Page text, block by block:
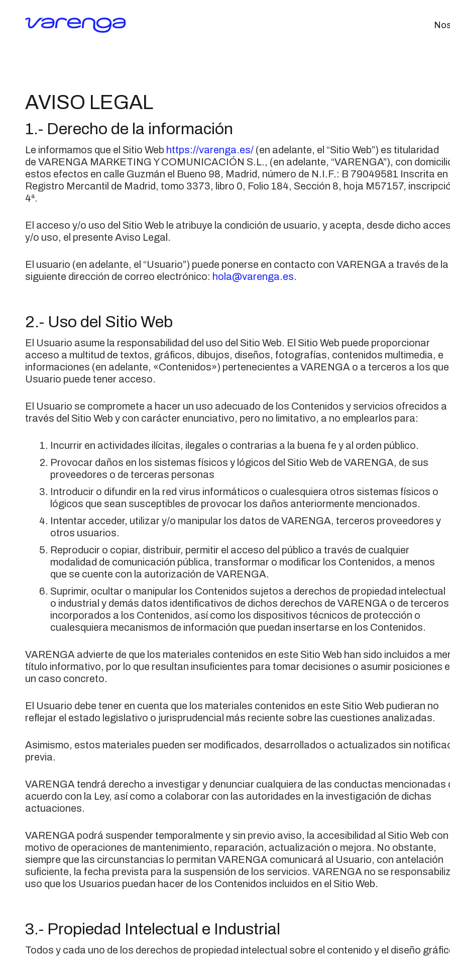
AVISO LEGAL
1.- Derecho de la información
Le informamos que el Sitio Web https://varenga.es/ (en adelante, el “Sitio Web”) es titularidad
de VARENGA MARKETING Y COMUNICACIÓN S.L., (en adelante, “VARENGA”), con
estos efectos en calle Guzmán el Bueno 98, Madrid, número de N.I.F.: B 79049581 Inscrita en
Registro Mercantil de Madrid, tomo 3373, libro 0, Folio 184, Sección 8, hoja M57157,
4ª.
El acceso y/o uso del Sitio Web le atribuye la condición de usuario, y acepta, desde dicho
y/o uso, el presente Aviso Legal.
El usuario (en adelante, el “Usuario”) puede ponerse en contacto con VARENGA a través de la
siguiente dirección de correo electrónico: hola@varenga.es.
2.- Uso del Sitio Web
El Usuario asume la responsabilidad del uso del Sitio Web. El Sitio Web puede proporcionar
acceso a multitud de textos, gráficos, dibujos, diseños, fotografías, contenidos multimedia, e
informaciones (en adelante, «Contenidos») pertenecientes a VARENGA o a terceros a los que
Usuario puede tener acceso.
El Usuario se compromete a hacer un uso adecuado de los Contenidos y servicios ofrecidos a
través del Sitio Web y con carácter enunciativo, pero no limitativo, a no emplearlos para:
Incurrir en actividades ilícitas, ilegales o contrarias a la buena fe y al orden público.
Provocar daños en los sistemas físicos y lógicos del Sitio Web de VARENGA, de sus
proveedores o de terceras personas
Introducir o difundir en la red virus informáticos o cualesquiera otros sistemas físicos o
lógicos que sean susceptibles de provocar los daños anteriormente mencionados.
Intentar acceder, utilizar y/o manipular los datos de VARENGA, terceros proveedores y
otros usuarios.
Reproducir o copiar, distribuir, permitir el acceso del público a través de cualquier
modalidad de comunicación pública, transformar o modificar los Contenidos, a menos
que se cuente con la autorización de VARENGA.
Suprimir, ocultar o manipular los Contenidos sujetos a derechos de propiedad intelectual
o industrial y demás datos identificativos de dichos derechos de VARENGA o de terceros
incorporados a los Contenidos, así como los dispositivos técnicos de protección o
cualesquiera mecanismos de información que puedan insertarse en los Contenidos.
VARENGA advierte de que los materiales contenidos en este Sitio Web han sido incluidos a
título informativo, por lo que resultan insuficientes para tomar decisiones o asumir posiciones
un caso concreto.
El Usuario debe tener en cuenta que los materiales contenidos en este Sitio Web pudieran no
reflejar el estado legislativo o jurisprudencial más reciente sobre las cuestiones analizadas.
Asimismo, estos materiales pueden ser modificados, desarrollados o actualizados sin
previa.
VARENGA tendrá derecho a investigar y denunciar cualquiera de las conductas mencionadas
acuerdo con la Ley, así como a colaborar con las autoridades en la investigación de dichas
actuaciones.
VARENGA podrá suspender temporalmente y sin previo aviso, la accesibilidad al Sitio Web con
motivo de operaciones de mantenimiento, reparación, actualización o mejora. No obstante,
siempre que las circunstancias lo permitan VARENGA comunicará al Usuario, con antelación
suficiente, la fecha prevista para la suspensión de los servicios. VARENGA no se
uso que los Usuarios puedan hacer de los Contenidos incluidos en el Sitio Web.
3.- Propiedad Intelectual e Industrial
Todos y cada uno de los derechos de propiedad intelectual sobre el contenido y el diseño